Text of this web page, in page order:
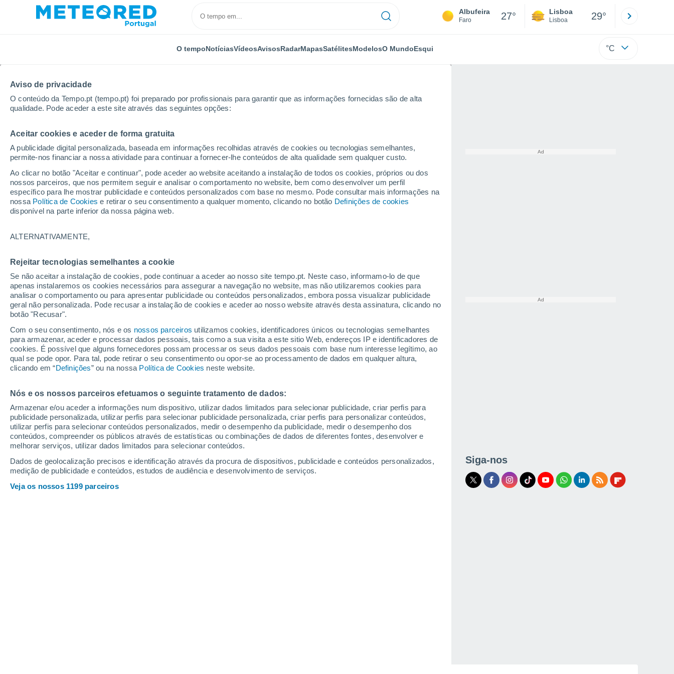
Aviso de privacidade
O conteúdo da Tempo.pt (tempo.pt) foi preparado por profissionais para garantir que as informações fornecidas são de alta
qualidade. Pode aceder a este site através das seguintes opções:
Aceitar cookies e aceder de forma gratuita
A publicidade digital personalizada, baseada em informações recolhidas através de cookies ou tecnologias semelhantes,
permite-nos financiar a nossa atividade para continuar a fornecer-lhe conteúdos de alta qualidade sem qualquer custo.
Ao clicar no botão "Aceitar e continuar", pode aceder ao website aceitando a instalação de todos os cookies, próprios ou dos
nossos parceiros, que nos permitem seguir e analisar o comportamento no website, bem como desenvolver um perfil
específico para lhe mostrar publicidade e conteúdos personalizados com base no mesmo. Pode consultar mais informações na
nossa Política de Cookies e retirar o seu consentimento a qualquer momento, clicando no botão Definições de cookies
disponível na parte inferior da nossa página web.
ALTERNATIVAMENTE,
Rejeitar tecnologias semelhantes a cookie
Se não aceitar a instalação de cookies, pode continuar a aceder ao nosso site tempo.pt. Neste caso, informamo-lo de que
apenas instalaremos os cookies necessários para assegurar a navegação no website, mas não utilizaremos cookies para
analisar o comportamento ou para apresentar publicidade ou conteúdos personalizados, embora possa visualizar publicidade
geral não personalizada. Pode recusar a instalação de cookies e aceder ao nosso website através desta assinatura, clicando no
botão "Recusar".
Com o seu consentimento, nós e os nossos parceiros utilizamos cookies, identificadores únicos ou tecnologias semelhantes
para armazenar, aceder e processar dados pessoais, tais como a sua visita a este sitio Web, endereços IP e identificadores de
cookies. É possível que alguns fornecedores possam processar os seus dados pessoais com base num interesse legítimo, ao
qual se pode opor. Para tal, pode retirar o seu consentimento ou opor-se ao processamento de dados em qualquer altura,
clicando em “Definições” ou na nossa Política de Cookies neste website.
Nós e os nossos parceiros efetuamos o seguinte tratamento de dados:
Armazenar e/ou aceder a informações num dispositivo, utilizar dados limitados para selecionar publicidade, criar perfis para
publicidade personalizada, utilizar perfis para selecionar publicidade personalizada, criar perfis para personalizar conteúdos,
utilizar perfis para selecionar conteúdos personalizados, medir o desempenho da publicidade, medir o desempenho dos
conteúdos, compreender os públicos através de estatísticas ou combinações de dados de diferentes fontes, desenvolver e
melhorar serviços, utilizar dados limitados para selecionar conteúdos.
Dados de geolocalização precisos e identificação através da procura de dispositivos, publicidade e conteúdos personalizados,
medição de publicidade e conteúdos, estudos de audiência e desenvolvimento de serviços.
Veja os nossos 1199 parceiros
Albufeira
Faro 27° Lisboa
Lisboa 29°
O tempoNotíciasVídeosAvisosRadarMapasSatélitesModelosO MundoEsqui °C
Início Rússia Oblast de Samara
Tempo no Oblast de Samara
Hoje, 7 agosto Todo o dia Símbolo
18°
Samara
17°
29°
15°
Otradny
28°
14°
29°
19°
30°
15°
Toliatti
32°
18°
Khvorostyanka
15°
Neftegorsk
28°
Novy Buyan
16°
Pestravka
Sergievsk
27°
15°
Siga-nos